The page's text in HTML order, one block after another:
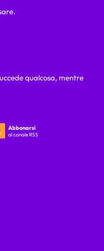
qualcosa, mentre
Abbonarsi
al canale RSS